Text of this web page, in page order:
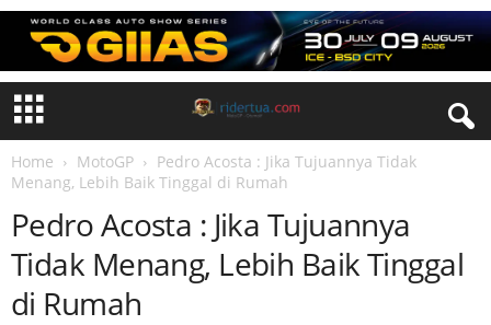
Home MotoGP
Pedro Acosta : Jika Tujuannya Tidak
Menang, Lebih Baik Tinggal di Rumah
Pedro Acosta : Jika Tujuannya
Tidak Menang, Lebih Baik Tinggal
di Rumah